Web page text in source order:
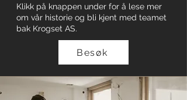
Klikk på knappen under for å lese mer
om vår historie og bli kjent med teamet
bak Krogset AS.
Besøk